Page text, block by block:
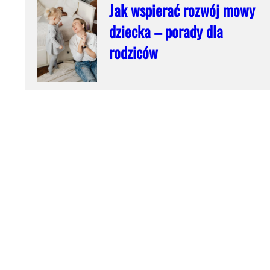
Jak wspierać rozwój mowy
dziecka – porady dla
rodziców